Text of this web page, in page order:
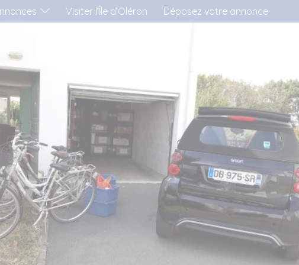
MAISON
APPARTEMENT
MOBIL-HOME
Visiter l’Île d’Oléron Déposez votre annonce